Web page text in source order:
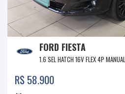
FORD FIESTA
1.6 SEL HATCH 16V FLEX 4P MANUAL
R$ 58.900